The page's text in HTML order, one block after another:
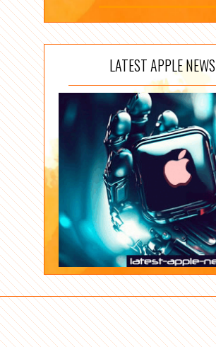
LATEST APPLE NEWS